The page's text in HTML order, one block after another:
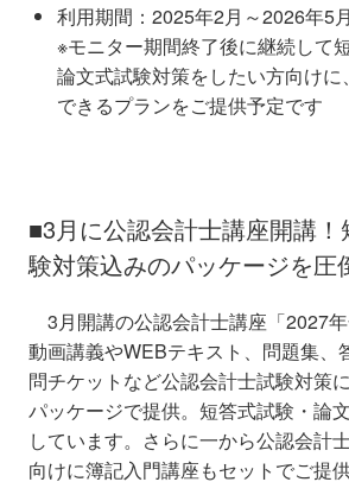
利用期間：2025年2月～2026年5
※モニター期間終了後に継続して
論文式試験対策をしたい方向け
できるプランをご提供予定です
■3月に公認会計士講座開講！
験対策込みのパッケージを圧
3月開講の公認会計士講座「2027年
動画講義やWEBテキスト、問題集、
問チケットなど公認会計士試験対策
パッケージで提供。短答式試験・論
しています。さらに一から公認会計
向けに簿記入門講座もセットでご提